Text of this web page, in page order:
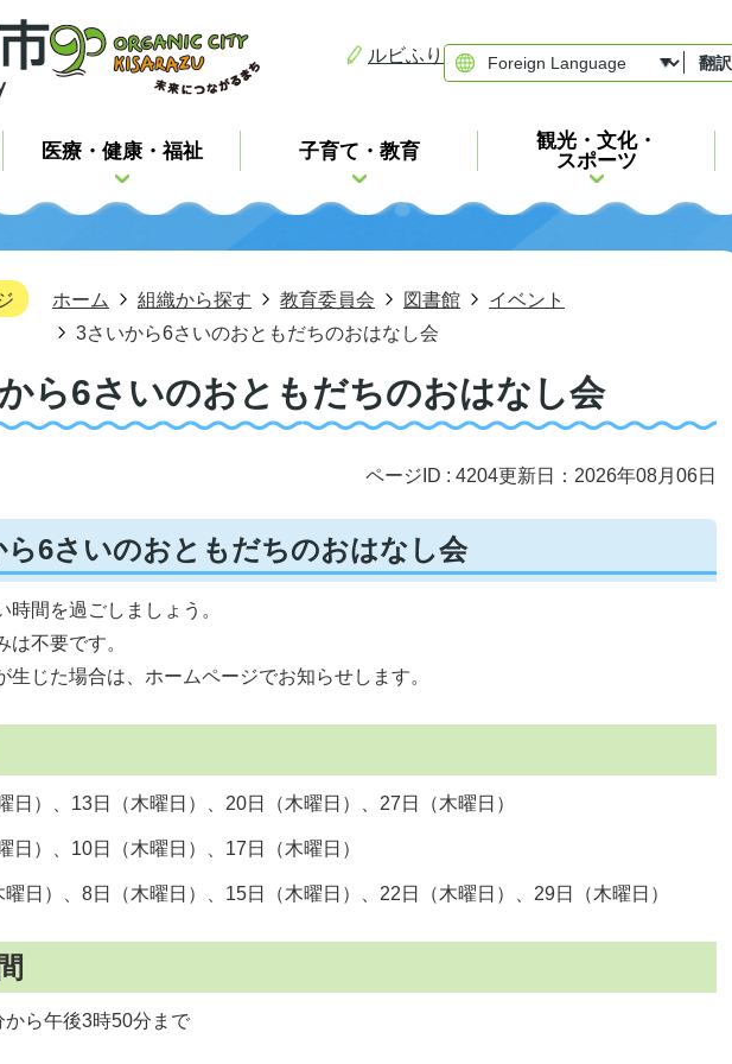
ルビふり 翻訳
医療・健康・福祉 子育て・教育
観光・文化・
スポーツ
ホーム 組織から探す 教育委員会 図書館
イベント
3さいから6さいのおともだちのおはなし会
ら6さいのおともだちのおはなし会
ページID : 4204更新日：2026年08月06日
ら6さいのおともだちのおはなし会
時間を過ごしましょう。
は不要です。
生じた場合は、ホームページでお知らせします。
日）、13日（木曜日）、20日（木曜日）、27日（木曜日）
日）、10日（木曜日）、17日（木曜日）
日）、8日（木曜日）、15日（木曜日）、22日（木曜日）、29日（木曜日）
から午後3時50分まで